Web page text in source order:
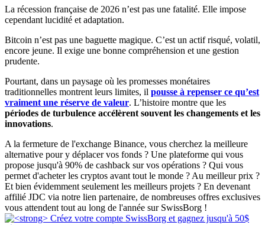
La récession française de 2026 n’est pas une fatalité. Elle impose
cependant lucidité et adaptation.
Bitcoin n’est pas une baguette magique. C’est un actif risqué, volatil,
encore jeune. Il exige une bonne compréhension et une gestion
prudente.
Pourtant, dans un paysage où les promesses monétaires
traditionnelles montrent leurs limites, il pousse à repenser ce qu’est
vraiment une réserve de valeur. L’histoire montre que les
périodes de turbulence accélèrent souvent les changements et les
innovations.
A la fermeture de l'exchange Binance, vous cherchez la meilleure
alternative pour y déplacer vos fonds ? Une plateforme qui vous
propose jusqu'à 90% de cashback sur vos opérations ? Qui vous
permet d'acheter les cryptos avant tout le monde ? Au meilleur prix ?
Et bien évidemment seulement les meilleurs projets ? En devenant
affilié JDC via notre lien partenaire, de nombreuses offres exclusives
vous attendent tout au long de l'année sur SwissBorg !